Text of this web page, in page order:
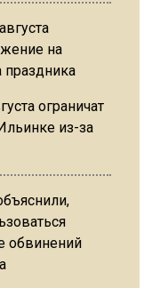
ограничат
из-за